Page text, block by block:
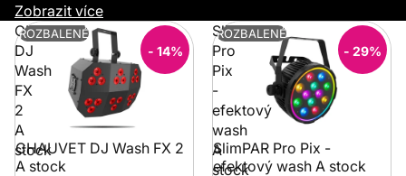
Zobrazit více
CHAUVET
DJ
Wash
FX
2
A
stock
ROZBALENÉ
- 14%
CHAUVET DJ Wash FX 2
A stock
SlimPAR
Pro
Pix
-
efektový
wash
A
stock
ROZBALENÉ
- 29%
SlimPAR Pro Pix -
efektový wash A stock